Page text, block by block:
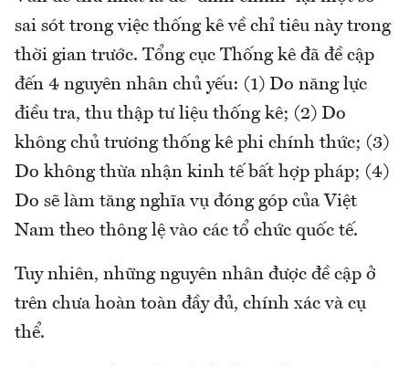
sai sót trong việc thống kê về chỉ tiêu này trong
thời gian trước. Tổng cục Thống kê đã đề cập
đến 4 nguyên nhân chủ yếu: (1) Do năng lực
điều tra, thu thập tư liệu thống kê; (2) Do
không chủ trương thống kê phi chính thức; (3)
Do không thừa nhận kinh tế bất hợp pháp; (4)
Do sẽ làm tăng nghĩa vụ đóng góp của Việt
Nam theo thông lệ vào các tổ chức quốc tế.
Tuy nhiên, những nguyên nhân được đề cập ở
trên chưa hoàn toàn đầy đủ, chính xác và cụ
thể.